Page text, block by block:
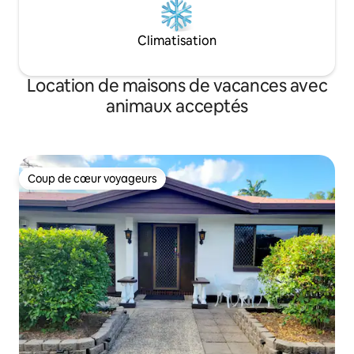
Climatisation
Location de maisons de vacances avec
animaux acceptés
Coup de cœur voyageurs
Coup de cœur voyageurs